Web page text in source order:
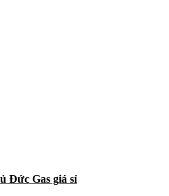
Đức Gas giá sỉ